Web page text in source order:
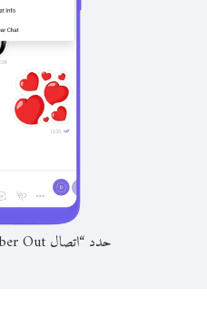
حدد “اتصال Viber Out” من عنوان المحادثة